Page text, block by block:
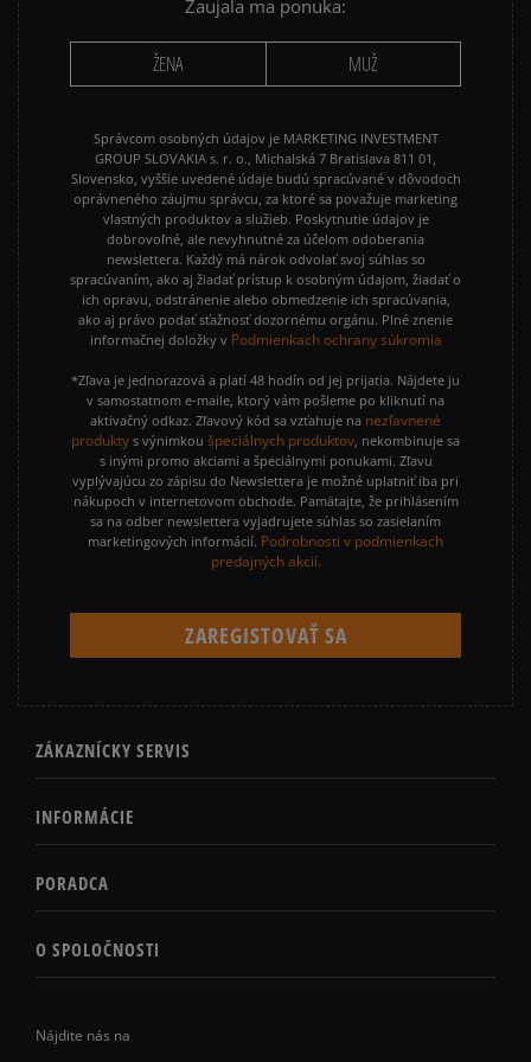
Nájdite nás na
Zaujala ma ponuka:
ŽENA MUŽ
Správcom osobných údajov je MARKETING INVESTMENT
GROUP SLOVAKIA s. r. o., Michalská 7 Bratislava 811 01,
Slovensko, vyššie uvedené údaje budú spracúvané v dôvodoch
oprávneného záujmu správcu, za ktoré sa považuje marketing
vlastných produktov a služieb. Poskytnutie údajov je
dobrovoľné, ale nevyhnutné za účelom odoberania
newslettera. Každý má nárok odvolať svoj súhlas so
spracúvaním, ako aj žiadať prístup k osobným údajom, žiadať o
ich opravu, odstránenie alebo obmedzenie ich spracúvania,
ako aj právo podať sťažnosť dozornému orgánu. Plné znenie
informačnej doložky v Podmienkach ochrany súkromia
*Zľava je jednorazová a platí 48 hodín od jej prijatia. Nájdete ju
v samostatnom e-maile, ktorý vám pošleme po kliknutí na
aktivačný odkaz. Zľavový kód sa vzťahuje na nezľavnené
produkty s výnimkou špeciálnych produktov, nekombinuje sa
s inými promo akciami a špeciálnymi ponukami. Zľavu
vyplývajúcu zo zápisu do Newslettera je možné uplatniť iba pri
nákupoch v internetovom obchode. Pamätajte, že prihlásením
sa na odber newslettera vyjadrujete súhlas so zasielaním
marketingových informácií. Podrobnosti v podmienkach
predajných akcií.
ZÁKAZNÍCKY SERVIS
INFORMÁCIE
PORADCA
O SPOLOČNOSTI